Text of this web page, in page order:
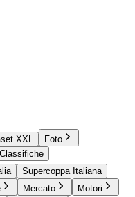
XXL
Foto
Supercoppa Italiana
Mercato
Motori